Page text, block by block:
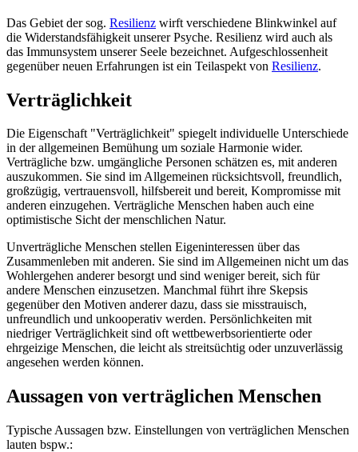
Das Gebiet der sog. Resilienz wirft verschiedene Blinkwinkel auf
die Widerstandsfähigkeit unserer Psyche. Resilienz wird auch als
das Immunsystem unserer Seele bezeichnet. Aufgeschlossenheit
gegenüber neuen Erfahrungen ist ein Teilaspekt von Resilienz.
Verträglichkeit
Die Eigenschaft "Verträglichkeit" spiegelt individuelle Unterschiede
in der allgemeinen Bemühung um soziale Harmonie wider.
Verträgliche bzw. umgängliche Personen schätzen es, mit anderen
auszukommen. Sie sind im Allgemeinen rücksichtsvoll, freundlich,
großzügig, vertrauensvoll, hilfsbereit und bereit, Kompromisse mit
anderen einzugehen. Verträgliche Menschen haben auch eine
optimistische Sicht der menschlichen Natur.
Unverträgliche Menschen stellen Eigeninteressen über das
Zusammenleben mit anderen. Sie sind im Allgemeinen nicht um das
Wohlergehen anderer besorgt und sind weniger bereit, sich für
andere Menschen einzusetzen. Manchmal führt ihre Skepsis
gegenüber den Motiven anderer dazu, dass sie misstrauisch,
unfreundlich und unkooperativ werden. Persönlichkeiten mit
niedriger Verträglichkeit sind oft wettbewerbsorientierte oder
ehrgeizige Menschen, die leicht als streitsüchtig oder unzuverlässig
angesehen werden können.
Aussagen von verträglichen Menschen
Typische Aussagen bzw. Einstellungen von verträglichen Menschen
lauten bspw.: